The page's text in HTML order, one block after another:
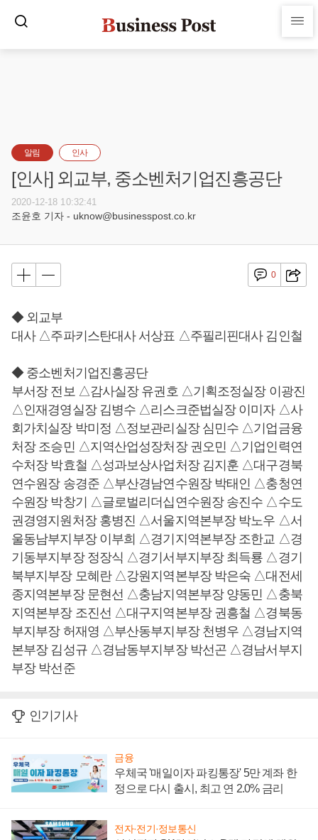
알림 인사
[인사] 외교부, 중소벤처기업진흥공단
2020-12-18 10:32:41
조윤호 기자 - uknow@businesspost.co.kr
0
◆ 외교부
대사 △주파키스탄대사 서상표 △주필리핀대사 김인철
◆ 중소벤처기업진흥공단
부서장 전보 △감사실장 유권호 △기획조정실장 이광진
△인재경영실장 김병수 △리스크준법실장 이미자 △사
회가치실장 박미정 △정보관리실장 심민수 △기업금융
처장 조승민 △지역산업성장처장 권오민 △기업인력연
수처장 박효철 △성과보상사업처장 김지훈 △대구경북
연수원장 송경준 △부산경남연수원장 박태인 △충청연
수원장 박창기 △글로벌리더십연수원장 송진수 △수도
권경영지원처장 홍병진 △서울지역본부장 박노우 △서
울동남부지부장 이부희 △경기지역본부장 조한교 △경
기동부지부장 정장식 △경기서부지부장 최득룡 △경기
북부지부장 모혜란 △강원지역본부장 박은숙 △대전세
종지역본부장 문현선 △충남지역본부장 양동민 △충북
지역본부장 조진선 △대구지역본부장 권흥철 △경북동
부지부장 허재영 △부산동부지부장 천병우 △경남지역
본부장 김성규 △경남동부지부장 박선곤 △경남서부지
부장 박선준
인기기사
금융
우체국 '매일이자 파킹통장' 5만 계좌 한
정으로 다시 출시, 최고 연 2.0% 금리
전자·전기·정보통신